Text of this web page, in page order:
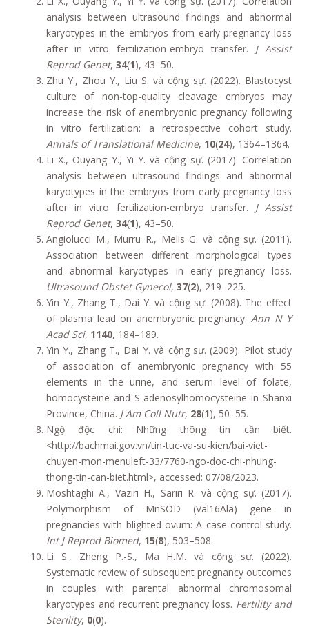
analysis between ultrasound findings and abnormal
karyotypes in the embryos from early pregnancy loss
after in vitro fertilization-embryo transfer. J Assist
Reprod Genet, 34(1), 43–50.
Zhu Y., Zhou Y., Liu S. và cộng sự. (2022). Blastocyst
culture of non-top-quality cleavage embryos may
increase the risk of anembryonic pregnancy following
in vitro fertilization: a retrospective cohort study.
Annals of Translational Medicine, 10(24), 1364–1364.
Li X., Ouyang Y., Yi Y. và cộng sự. (2017). Correlation
analysis between ultrasound findings and abnormal
karyotypes in the embryos from early pregnancy loss
after in vitro fertilization-embryo transfer. J Assist
Reprod Genet, 34(1), 43–50.
Angiolucci M., Murru R., Melis G. và cộng sự. (2011).
Association between different morphological types
and abnormal karyotypes in early pregnancy loss.
Ultrasound Obstet Gynecol, 37(2), 219–225.
Yin Y., Zhang T., Dai Y. và cộng sự. (2008). The effect
of plasma lead on anembryonic pregnancy. Ann N Y
Acad Sci, 1140, 184–189.
Yin Y., Zhang T., Dai Y. và cộng sự. (2009). Pilot study
of association of anembryonic pregnancy with 55
elements in the urine, and serum level of folate,
homocysteine and S-adenosylhomocysteine in Shanxi
Province, China. J Am Coll Nutr, 28(1), 50–55.
Ngộ độc chì: Những thông tin cần biết.
<http://bachmai.gov.vn/tin-tuc-va-su-kien/bai-viet-
chuyen-mon-menuleft-33/7760-ngo-doc-chi-nhung-
thong-tin-can-biet.html>, accessed: 07/08/2023.
Moshtaghi A., Vaziri H., Sariri R. và cộng sự. (2017).
Polymorphism of MnSOD (Val16Ala) gene in
pregnancies with blighted ovum: A case-control study.
Int J Reprod Biomed, 15(8), 503–508.
Li S., Zheng P.-S., Ma H.M. và cộng sự. (2022).
Systematic review of subsequent pregnancy outcomes
in couples with parental abnormal chromosomal
karyotypes and recurrent pregnancy loss. Fertility and
Sterility, 0(0).